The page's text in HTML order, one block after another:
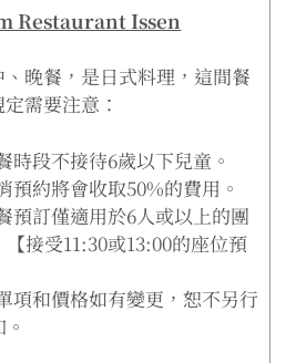
Restaurant Issen
晚餐，是日式料理，這間餐
需要注意：
時段不接待6歲以下兒童。
預約將會收取50%的費用。
預訂僅適用於6人或以上的團
【接受11:30或13:00的座位預
項和價格如有變更，恕不另行